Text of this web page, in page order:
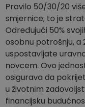
Pravilo 50/30/20
smjernice; to je
Određujući 50%
osobnu potrošnju, a
uspostavljate
novcem. Ovo
osigurava da
u životnim
financijsku